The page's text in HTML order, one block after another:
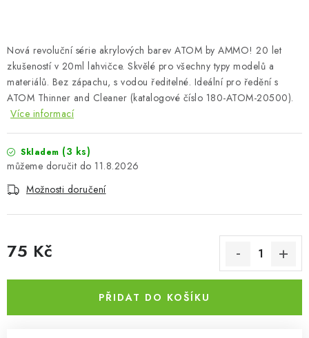
PRODÁVANÉ ZNAČKY
O nás Moje objednávka Kontakty
Doprava a platba
Obchodní podmínky
Podmínky ochrany osobních údajů
Převodník modelářských barev
FAQ
Výstavy 2026
Nová revoluční série akrylových barev ATOM by AMMO! 20 let
zkušeností v 20ml lahvičce. Skvělé pro všechny typy modelů a
materiálů. Bez zápachu, s vodou ředitelné. Ideální pro ředění s
ATOM Thinner and Cleaner (katalogové číslo 180-ATOM-20500).
Více informací
Skladem (3 ks)
11.8.2026
Možnosti doručení
75 Kč
PŘIDAT DO KOŠÍKU